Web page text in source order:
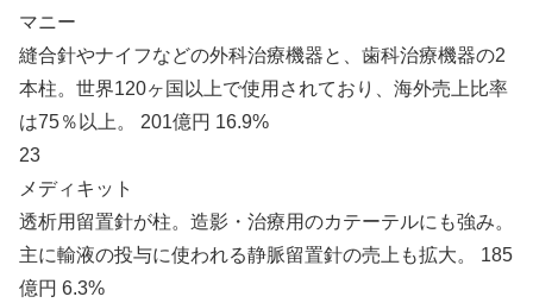
マニー
縫合針やナイフなどの外科治療機器と、歯科治療機器の2
本柱。世界120ヶ国以上で使用されており、海外売上比率
は75％以上。 201億円 16.9%
23
メディキット
透析用留置針が柱。造影・治療用のカテーテルにも強み。
主に輸液の投与に使われる静脈留置針の売上も拡大。 185
億円 6.3%